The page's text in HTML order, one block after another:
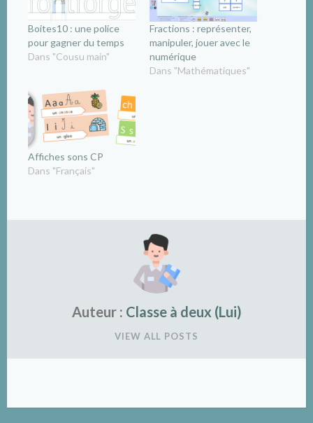
Boites10 : une police
pour gagner du temps
Dans "Cousu main"
Fractions : représenter,
manipuler, jouer avec le
numérique
Dans "Mathématiques"
Affiches sons CP
Dans "Français"
Auteur : Classe à deux (Lui)
VIEW ALL POSTS